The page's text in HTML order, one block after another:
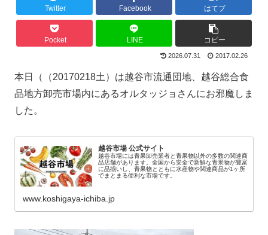
Twitter Facebook はてブ
Pocket LINE コピー
2026.07.31 2017.02.26
本日（（20170218土）は越谷市流通団地、越谷総合食
品地方卸売市場内にあるオルタッジョさんにお邪魔しま
した。
越谷市場 公式サイト
越谷市場には青果卸売業者と青果物以外の多数の関連商
品店舗があります。全国から安全で新鮮な青果物が豊富
に品揃いし、青果物とともに水産物や関連商品が1ヶ所
でまとまる便利な市場です。
www.koshigaya-ichiba.jp